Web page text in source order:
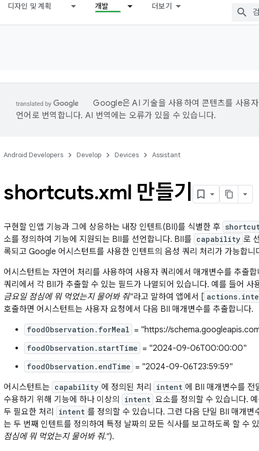
디자인 및 계획 개발 더보기
Google은 AI 기술을 사용하여 콘텐츠를 사용
언어로 번역합니다. AI 번역에는 오류가 있을 수 있습니다.
Android Developers Develop Devices Assistant
shortcuts.xml 만들기
구현할 인앱 기능과 그에 상응하는 내장 인텐트(BII)를 식별한 후
소를 정의하여 기능에 지원되는 BII를 선언합니다. BII를 capability 로
록되고 Google 어시스턴트를 사용한 인텐트의 음성 쿼리 처리가 가능합니
어시스턴트는 자연어 처리를 사용하여 사용자 쿼리에서 매개변수를 추출합
쿼리에서 각 BII가 추출할 수 있는 필드가 나열되어 있습니다. 예를 들어 사
금요일 점심에 뭐 먹었는지 물어봐 줘"라고 말하여 앱에서 [
호출하면 어시스턴트는 사용자 요청에서 다음 BII 매개변수를 추출합니다.
foodObservation.forMeal = "https://
foodObservation.startTime = "2024-09-06T00:00:00"
foodObservation.endTime = "2024-09-06T23:59:59"
어시스턴트는 capability 에 정의된 처리 intent 에 BII 매개변수를 전
수용하기 위해 기능에 하나 이상의
intent 요소를 정의할 수 있습니다.
두 필요한 처리
intent 를 정의할 수 있습니다. 그런 다음 단일 BII 매개변
는 두 번째 인텐트를 정의하여 특정 날짜의 모든 식사를 보고하도록 할 수
점심에 뭐 먹었는지 물어봐 줘.").